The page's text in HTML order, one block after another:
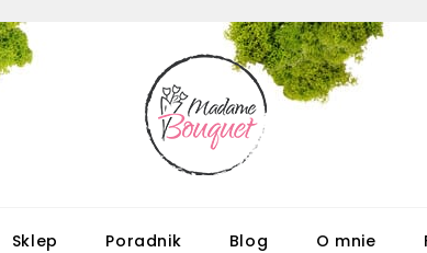
Sklep Poradnik Blog O mnie